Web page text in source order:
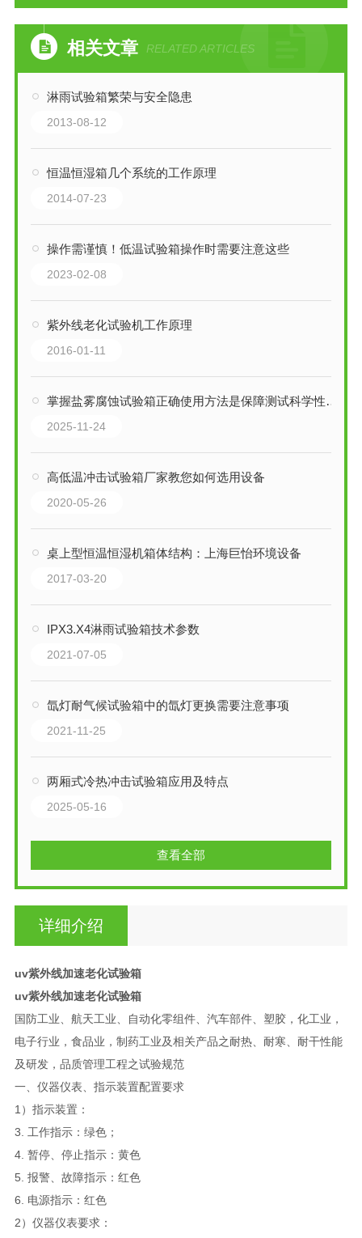
相关文章 RELATED ARTICLES
淋雨试验箱繁荣与安全隐患
2013-08-12
恒温恒湿箱几个系统的工作原理
2014-07-23
操作需谨慎！低温试验箱操作时需要注意这些
2023-02-08
紫外线老化试验机工作原理
2016-01-11
掌握盐雾腐蚀试验箱正确使用方法是保障测试科学性与重现性的关键
2025-11-24
高低温冲击试验箱厂家教您如何选用设备
2020-05-26
桌上型恒温恒湿机箱体结构：上海巨怡环境设备
2017-03-20
IPX3.X4淋雨试验箱技术参数
2021-07-05
氙灯耐气候试验箱中的氙灯更换需要注意事项
2021-11-25
两厢式冷热冲击试验箱应用及特点
2025-05-16
查看全部
详细介绍
uv紫外线加速老化试验箱
uv紫外线加速老化试验箱
国防工业、航天工业、自动化零组件、汽车部件、塑胶，化工业，
电子行业，食品业，制药工业及相关产品之耐热、耐寒、耐干性能
及研发，品质管理工程之试验规范
一、仪器仪表、指示装置配置要求
1）指示装置：
3. 工作指示：绿色；
4. 暂停、停止指示：黄色
5. 报警、故障指示：红色
6. 电源指示：红色
2）仪器仪表要求：